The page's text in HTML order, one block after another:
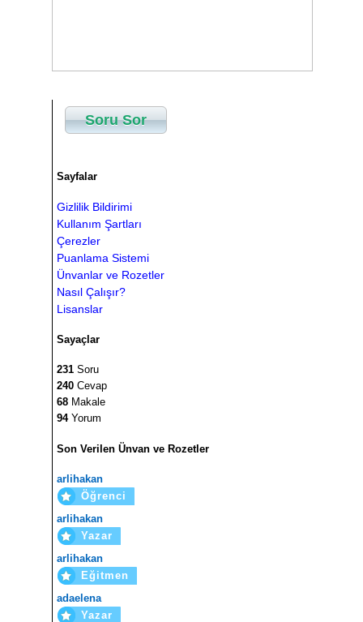
Soru Sor
Sayfalar
Gizlilik Bildirimi
Kullanım Şartları
Çerezler
Puanlama Sistemi
Ünvanlar ve Rozetler
Nasıl Çalışır?
Lisanslar
Sayaçlar
231 Soru
240 Cevap
68 Makale
94Yorum
Son Verilen Ünvan ve Rozetler
arlihakan
Öğrenci
arlihakan
Yazar
arlihakan
Eğitmen
adaelena
Yazar